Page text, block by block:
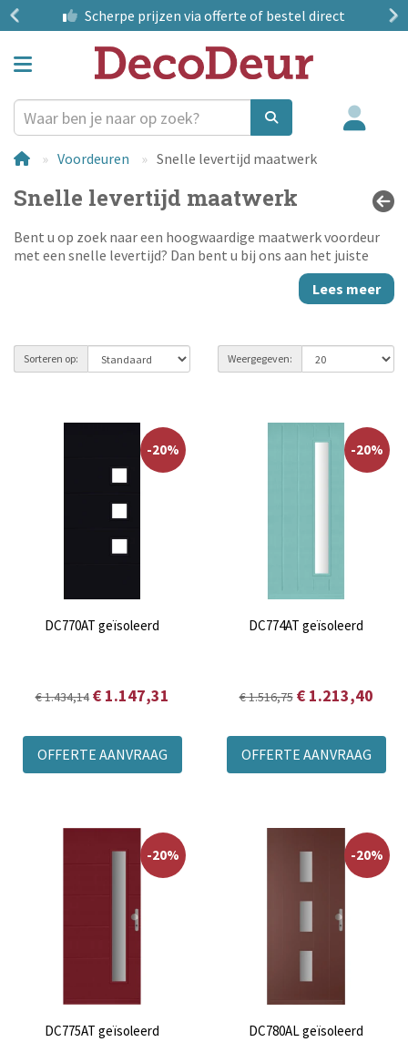
Scherpe prijzen via offerte of bestel direct
Voordeuren Snelle levertijd maatwerk
Snelle levertijd maatwerk
Bent u op zoek naar een hoogwaardige maatwerk voordeur
met een snelle levertijd? Dan bent u bij ons aan het juiste
adres. Speciaal in onze actieperiode profiteert u t/m 30 juni
van een extra snelle levertijd: uw maatwerk voordeur wordt al
geleverd binnen 7 werkweken. Zo combineert u de voordelen
standaard voorraad deuren verwacht. Wanneer u de voordeur
ook door ons wil laten monteren, dan komen er uiteraard
Een voordeur is het visitekaartje van uw woning. Daarom wilt
u niet alleen een mooie deur, maar ook een voordeur die
veilig, duurzaam en goed isolerend is. Onze maatwerk
voordeuren worden vervaardigd uit hoogwaardige materialen
en zijn ontworpen voor jarenlang wooncomfort. U kiest zelf
de uitvoering, merbau of het isolerende
JavaTherm, terwijl u verzekerd bent van
uitstekende kwaliteit en een scherpe prijs.
Lees meer
Sorteren op: Weergegeven:
-20%
DC770AT geïsoleerd
€ 1.434,14 € 1.147,31
OFFERTE AANVRAAG
-20%
DC774AT geïsoleerd
€ 1.516,75 € 1.213,40
OFFERTE AANVRAAG
-20%
DC775AT geïsoleerd
-20%
DC780AL geïsoleerd